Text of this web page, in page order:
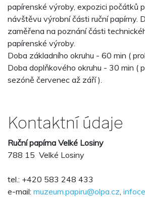
papírenské výroby, expozici počátků
návštěvu výrobní části ruční papírny.
zaměřena na poznání části
papírenské výroby.
Doba základního okruhu - 60 min (
Doba doplňkového okruhu - 30 min (
sezóně červenec až září ).
Kontaktní údaje
Ruční papírna Velké Losiny
788 15 Velké Losiny
tel.: +420 583 248 433
e-mail: muzeum.papiru@olpa.cz,